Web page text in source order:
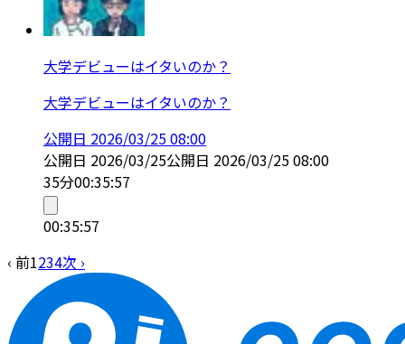
大学デビューはイタいのか？
大学デビューはイタいのか？
公開日 2026/03/25 08:00
公開日 2026/03/25公開日 2026/03/25 08:00
35分00:35:57
00:35:57
‹ 前1234次 ›